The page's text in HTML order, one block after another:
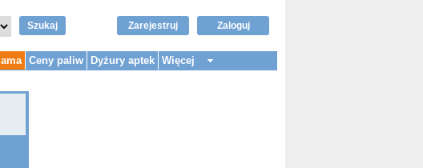
Szukaj Zaloguj
Zarejestruj
Ceny paliw Dyżury aptek Więcej